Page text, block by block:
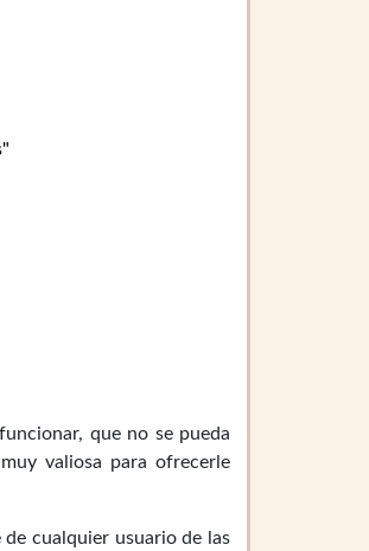
que no se pueda
valiosa para ofrecerle
cualquier usuario de las